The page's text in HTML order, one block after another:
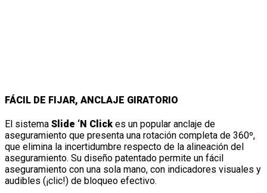
FÁCIL DE FIJAR, ANCLAJE GIRATORIO
El sistema Slide ‘N Click es un popular anclaje de
aseguramiento que presenta una rotación completa de 360º,
que elimina la incertidumbre respecto de la alineación del
aseguramiento. Su diseño patentado permite un fácil
aseguramiento con una sola mano, con indicadores visuales y
audibles (¡clic!) de bloqueo efectivo.